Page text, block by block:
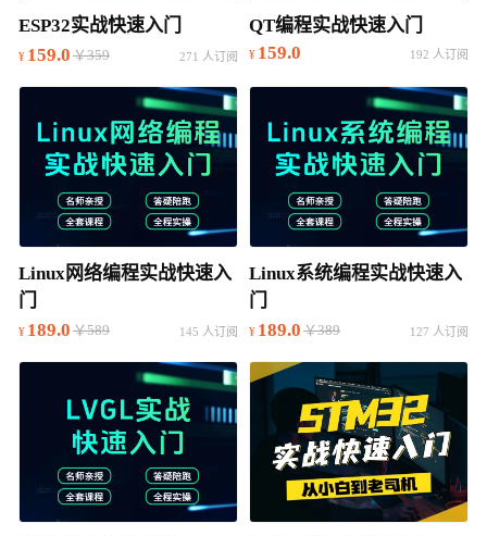
ESP32实战快速入门
159.0 ￥359 271 人订阅
QT编程实战快速入门
159.0
192 人订阅
Linux网络编程实战快速入
门
189.0 ￥589 145 人订阅
Linux系统编程实战快速入
门
189.0 ￥389 127 人订阅